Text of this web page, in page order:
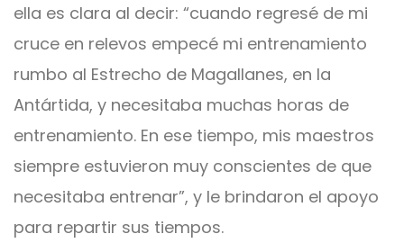
ella es clara al decir: “cuando regresé de mi
cruce en relevos empecé mi entrenamiento
rumbo al Estrecho de Magallanes, en la
Antártida, y necesitaba muchas horas de
entrenamiento. En ese tiempo, mis maestros
siempre estuvieron muy conscientes de que
necesitaba entrenar”, y le brindaron el apoyo
para repartir sus tiempos.